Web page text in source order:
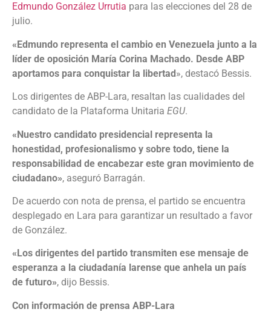
Edmundo González Urrutia para las elecciones del 28 de
julio.
«Edmundo representa el cambio en Venezuela junto a la
líder de oposición María Corina Machado. Desde ABP
aportamos para conquistar la libertad», destacó Bessis.
Los dirigentes de ABP-Lara, resaltan las cualidades del
candidato de la Plataforma Unitaria EGU.
«Nuestro candidato presidencial representa la
honestidad, profesionalismo y sobre todo, tiene la
responsabilidad de encabezar este gran movimiento de
ciudadano», aseguró Barragán.
De acuerdo con nota de prensa, el partido se encuentra
desplegado en Lara para garantizar un resultado a favor
de González.
«Los dirigentes del partido transmiten ese mensaje de
esperanza a la ciudadanía larense que anhela un país
de futuro», dijo Bessis.
Con información de prensa ABP-Lara